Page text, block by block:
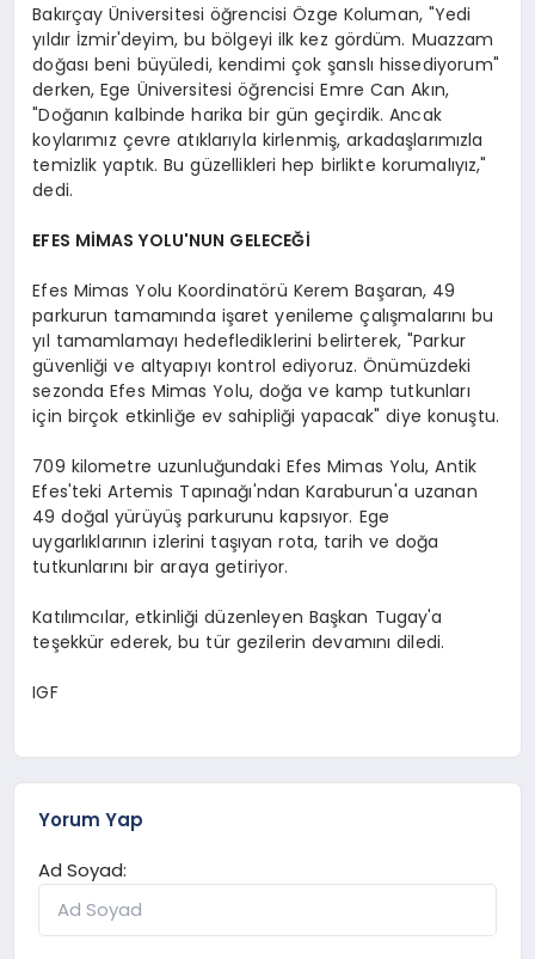
Bakırçay Üniversitesi öğrencisi Özge Koluman, "Yedi
yıldır İzmir'deyim, bu bölgeyi ilk kez gördüm. Muazzam
doğası beni büyüledi, kendimi çok şanslı hissediyorum"
derken, Ege Üniversitesi öğrencisi Emre Can Akın,
"Doğanın kalbinde harika bir gün geçirdik. Ancak
koylarımız çevre atıklarıyla kirlenmiş, arkadaşlarımızla
temizlik yaptık. Bu güzellikleri hep birlikte korumalıyız,"
dedi.
EFES MİMAS YOLU'NUN GELECEĞİ
Efes Mimas Yolu Koordinatörü Kerem Başaran, 49
parkurun tamamında işaret yenileme çalışmalarını bu
yıl tamamlamayı hedeflediklerini belirterek, "Parkur
güvenliği ve altyapıyı kontrol ediyoruz. Önümüzdeki
sezonda Efes Mimas Yolu, doğa ve kamp tutkunları
için birçok etkinliğe ev sahipliği yapacak" diye konuştu.
709 kilometre uzunluğundaki Efes Mimas Yolu, Antik
Efes'teki Artemis Tapınağı'ndan Karaburun'a uzanan
49 doğal yürüyüş parkurunu kapsıyor. Ege
uygarlıklarının izlerini taşıyan rota, tarih ve doğa
tutkunlarını bir araya getiriyor.
Katılımcılar, etkinliği düzenleyen Başkan Tugay'a
teşekkür ederek, bu tür gezilerin devamını diledi.
IGF
Yorum Yap
Ad Soyad: